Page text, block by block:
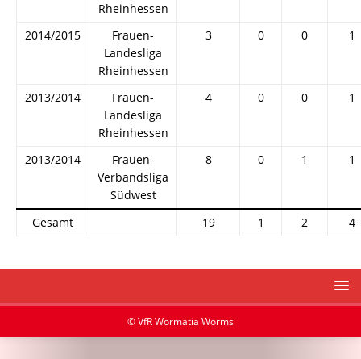
Rheinhessen
2014/2015
Frauen-
Landesliga
Rheinhessen
3 0 0 1
2013/2014
Frauen-
Landesliga
Rheinhessen
4 0 0 1
2013/2014
Frauen-
Verbandsliga
Südwest
8 0 1 1
Gesamt 19 1 2 4
© VfR Wormatia Worms